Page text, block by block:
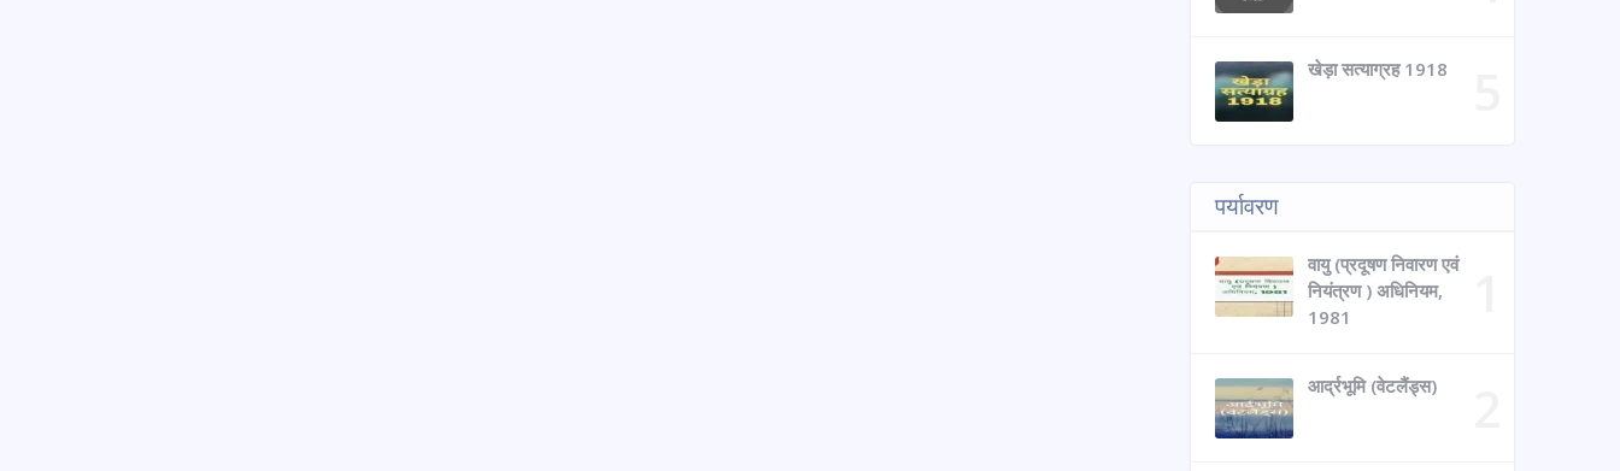
खेड़ा सत्याग्रह 1918
पर्यावरण
वायु (प्रदूषण निवारण एवं
नियंत्रण ) अधिनियम,
1981
आर्द्रभूमि (वेटलैंड्स)